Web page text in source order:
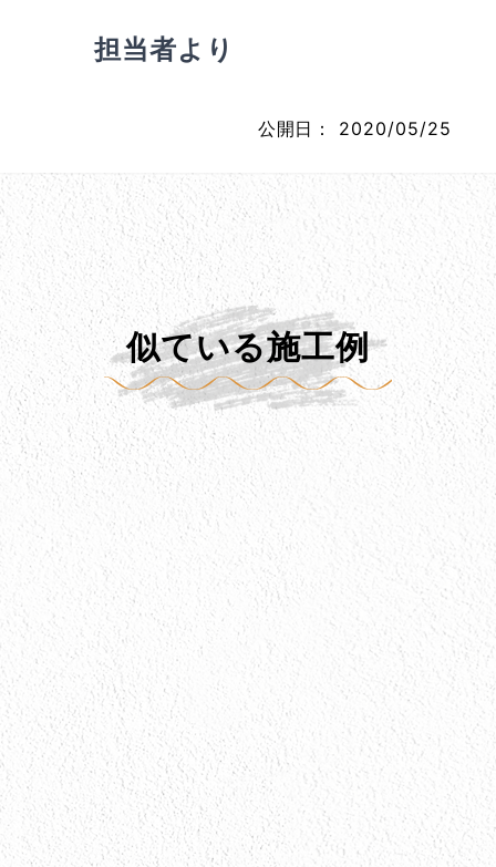
担当者より
公開日： 2020/05/25
似ている施工例